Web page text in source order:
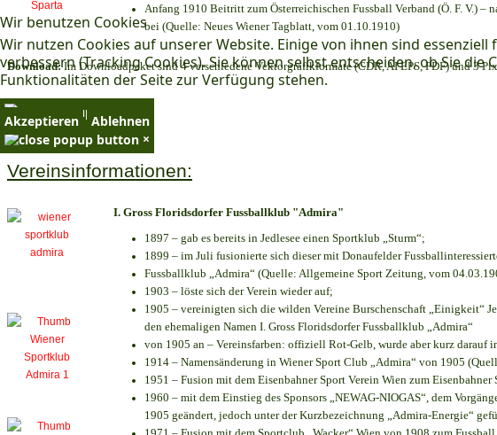
Wir benutzen Cookies
Wir nutzen Cookies auf unserer Website. Einige von ihnen sind
verbessern (Tracking Cookies). Sie können selbst entscheiden, ob Sie
Funktionalitäten der Seite zur Verfügung stehen.
Akzeptieren Ablehnen
Anfang 1910 Beitritt zum Österreichischen Fussball Verband (Ö. F. V.)
bei (Quelle: Neues Wiener Tagblatt, vom 01.10.1910)
Download:Im Downloadpaket sind 4 verschiedene Vektorgrafikformate (CDR, AI EPS, PDF) und 3
×
Vereinsinformationen:
I. Gross Floridsdorfer Fussballklub "Admira"
1897 – gab es bereits in Jedlesee einen Sportklub „Sturm“;
1899 – im Juli fusionierte sich dieser mit Donaufelder
Fussballklub „Admira“ (Quelle: Allgemeine Sport Zeitung, vom
1903 – löste sich der Verein wieder auf;
1905 – vereinigten sich die wilden Vereine Burschenschaft „Einigkeit“
den ehemaligen Namen I. Gross Floridsdorfer Fussballklub „Admira“
von 1905 an – Vereinsfarben: offiziell Rot-Gelb, wurde aber kurz darauf
1914 – Namensänderung in Wiener Sport Club „Admira“ von 1905
1951 – Fusion mit dem Eisenbahner Sport Verein Wien zum
1960 – mit dem Einstieg des Sponsors „NEWAG-NIOGAS“, dem
1905 geändert, jedoch unter der Kurzbezeichnung „Admira-Energie“